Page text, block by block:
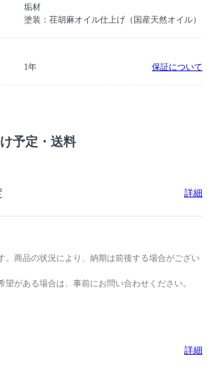
垢材
塗装：荏胡麻オイル仕上げ（国産天然オイル）
1年 保証について
予定・送料
詳細
。商品の状況により、納期は前後する場合がござい
望がある場合は、事前にお問い合わせください。
詳細